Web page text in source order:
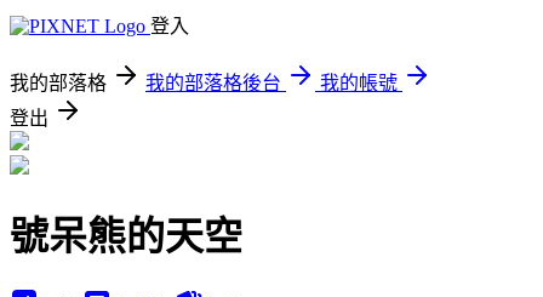
登入
我的部落格 我的部落格後台
我的帳號
登出
號呆熊的天空